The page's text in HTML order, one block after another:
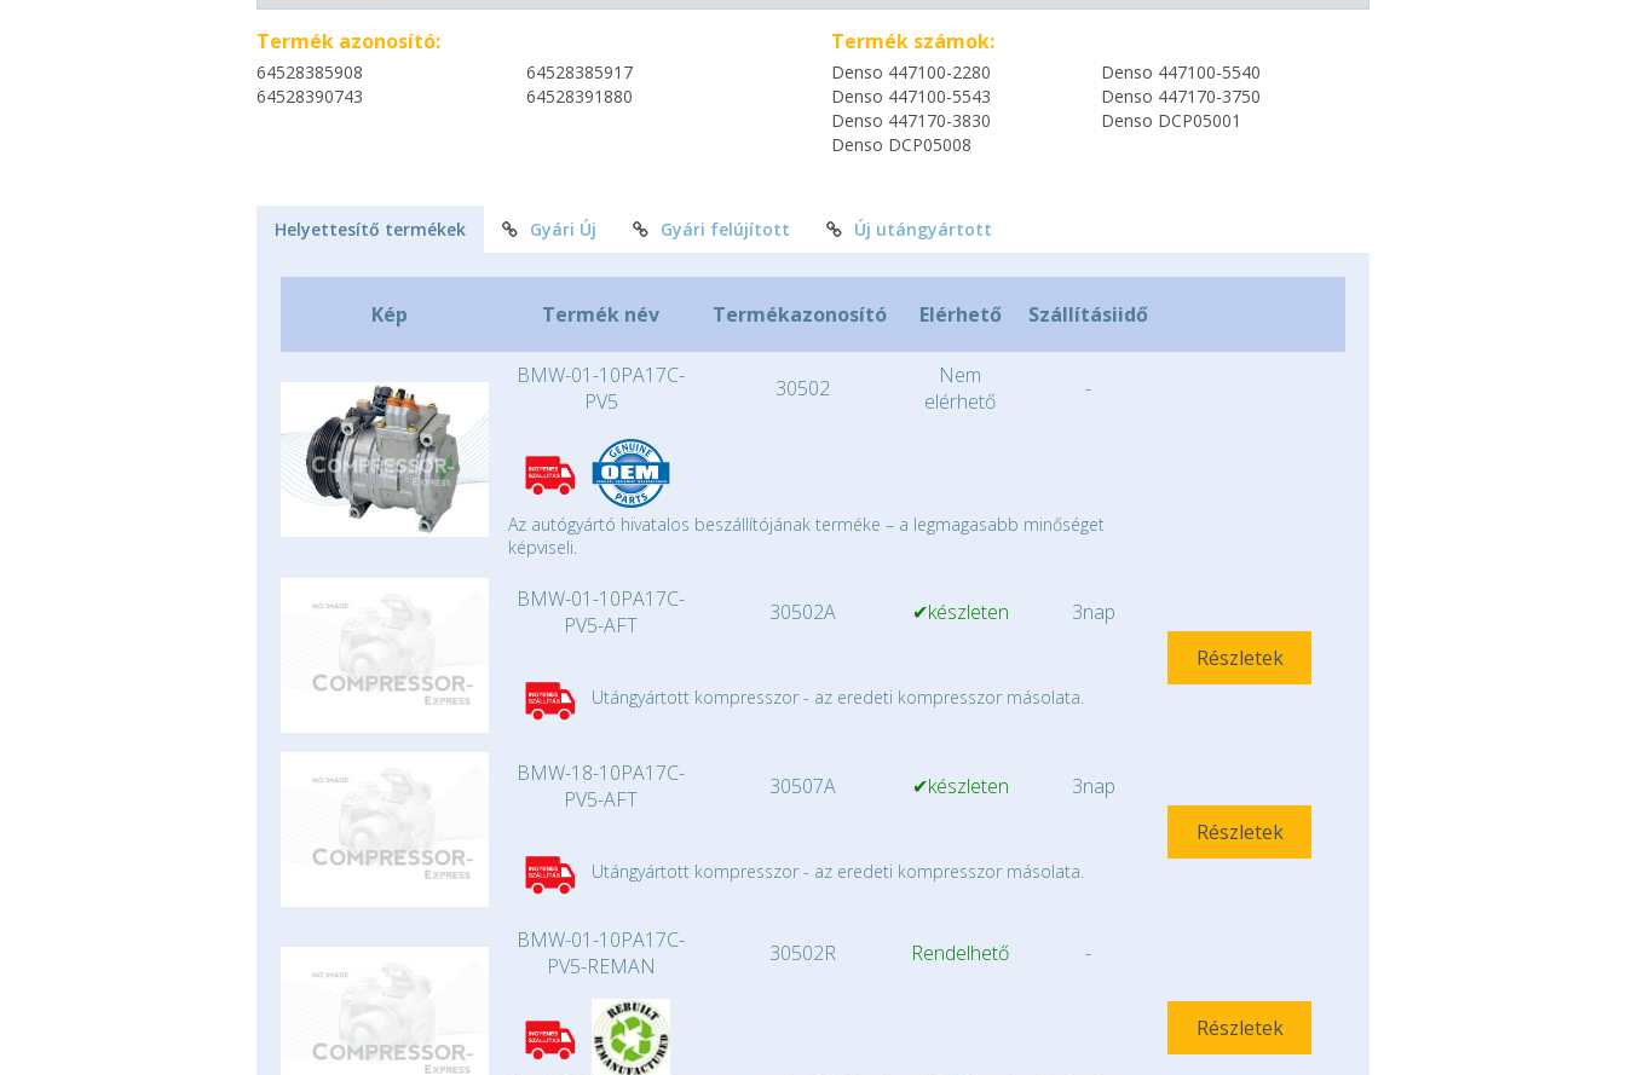
Termék azonosító:
64528385908
64528385917
64528390743
64528391880
Termék számok:
Denso 447100-2280
Denso 447100-5540
Denso 447100-5543
Denso 447170-3750
Denso 447170-3830
Denso DCP05001
Denso DCP05008
Helyettesítő termékek Gyári Új Gyári felújított Új utángyártott
Kép Termék név Termékazonosító Elérhető Szállításiidő
BMW-01-10PA17C-
PV5
30502
Nem
elérhető
-
Az autógyártó hivatalos beszállítójának terméke – a legmagasabb minőséget
képviseli.
BMW-01-10PA17C-
PV5-AFT
30502A ✔készleten
3nap
Részletek
Utángyártott kompresszor - az eredeti kompresszor másolata.
BMW-18-10PA17C-
PV5-AFT
30507A ✔készleten
3nap
Részletek
Utángyártott kompresszor - az eredeti kompresszor másolata.
BMW-01-10PA17C-
PV5-REMAN
30502R Rendelhető -
Részletek